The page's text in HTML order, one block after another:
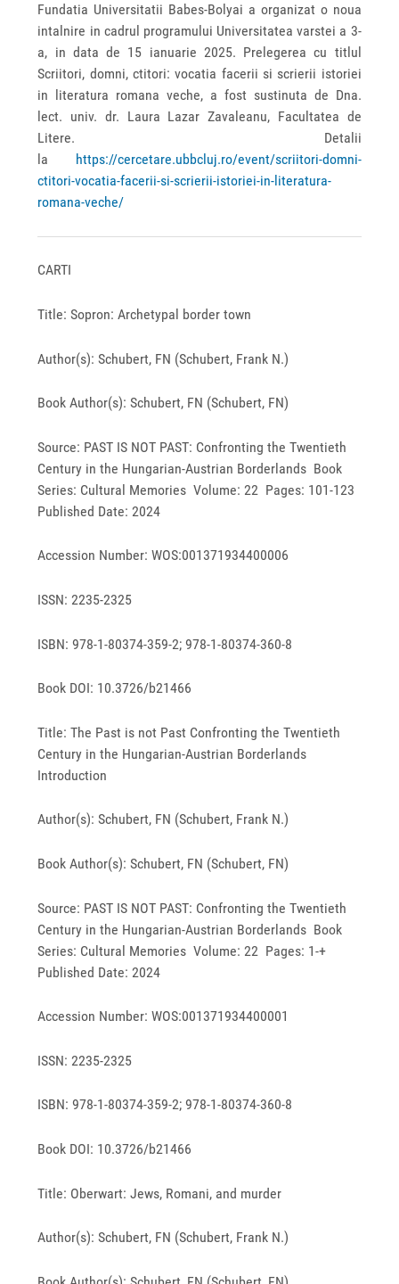
Fundatia Universitatii Babes-Bolyai a organizat o noua
intalnire in cadrul programului Universitatea varstei a 3-
a, in data de 15 ianuarie 2025. Prelegerea cu titlul
Scriitori, domni, ctitori: vocatia facerii si scrierii istoriei
in literatura romana veche, a fost sustinuta de Dna.
lect. univ. dr. Laura Lazar Zavaleanu, Facultatea de
Litere. Detalii
la
https://cercetare.ubbcluj.ro/event/scriitori-domni-
ctitori-vocatia-facerii-si-scrierii-istoriei-in-literatura-
romana-veche/
CARTI
Title: Sopron: Archetypal border town
Author(s): Schubert, FN (Schubert, Frank N.)
Book Author(s): Schubert, FN (Schubert, FN)
Source: PAST IS NOT PAST: Confronting the Twentieth
Century in the Hungarian-Austrian Borderlands Book
Series: Cultural Memories Volume: 22 Pages: 101-123
Published Date: 2024
Accession Number: WOS:001371934400006
ISSN: 2235-2325
ISBN: 978-1-80374-359-2; 978-1-80374-360-8
Book DOI: 10.3726/b21466
Title: The Past is not Past Confronting the Twentieth
Century in the Hungarian-Austrian Borderlands
Introduction
Author(s): Schubert, FN (Schubert, Frank N.)
Book Author(s): Schubert, FN (Schubert, FN)
Source: PAST IS NOT PAST: Confronting the Twentieth
Century in the Hungarian-Austrian Borderlands Book
Series: Cultural Memories Volume: 22 Pages: 1-+
Published Date: 2024
Accession Number: WOS:001371934400001
ISSN: 2235-2325
ISBN: 978-1-80374-359-2; 978-1-80374-360-8
Book DOI: 10.3726/b21466
Title: Oberwart: Jews, Romani, and murder
Author(s): Schubert, FN (Schubert, Frank N.)